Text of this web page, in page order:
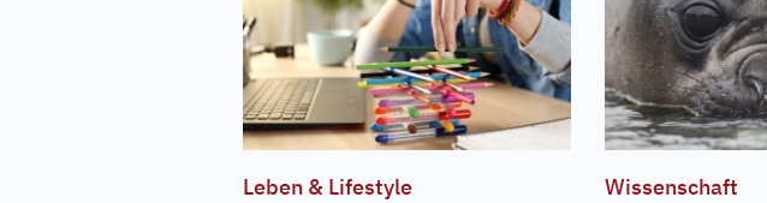
Leben & Lifestyle Wissenschaft